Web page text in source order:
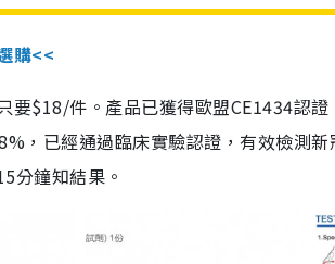
購<<
$18/件。產品已獲得歐盟CE1434認
，已經通過臨床實驗認證，有效檢測
分鐘知結果。